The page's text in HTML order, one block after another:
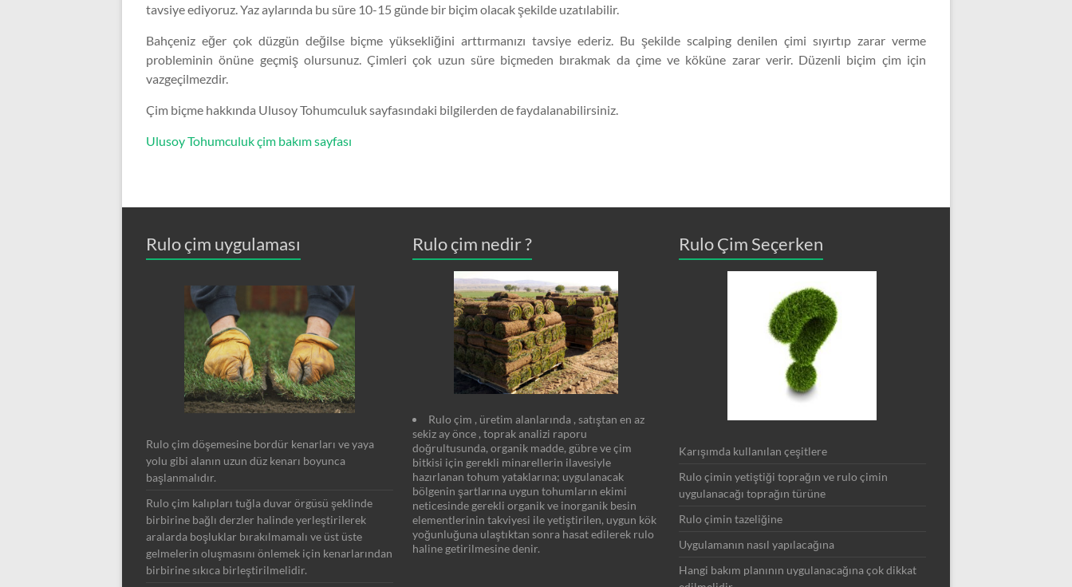
tavsiye ediyoruz. Yaz aylarında bu süre 10-15 günde bir biçim olacak şekilde uzatılabilir.
Bahçeniz eğer çok düzgün değilse biçme yüksekliğini arttırmanızı tavsiye ederiz. Bu şekilde scalping denilen çimi sıyırtıp zarar verme
probleminin önüne geçmiş olursunuz. Çimleri çok uzun süre biçmeden bırakmak da çime ve köküne zarar verir. Düzenli biçim çim için
vazgeçilmezdir.
Çim biçme hakkında Ulusoy Tohumculuk sayfasındaki bilgilerden de faydalanabilirsiniz.
Ulusoy Tohumculuk çim bakım sayfası
Rulo çim uygulaması
Rulo çim döşemesine bordür kenarları ve yaya
yolu gibi alanın uzun düz kenarı boyunca
başlanmalıdır.
Rulo çim kalıpları tuğla duvar örgüsü şeklinde
birbirine bağlı derzler halinde yerleştirilerek
aralarda boşluklar bırakılmamalı ve üst üste
gelmelerin oluşmasını önlemek için kenarlarından
birbirine sıkıca birleştirilmelidir.
Rulo çim nedir ?
Rulo çim , üretim alanlarında , satıştan en az
sekiz ay önce , toprak analizi raporu
doğrultusunda, organik madde, gübre ve çim
bitkisi için gerekli minarellerin ilavesiyle
hazırlanan tohum yataklarına; uygulanacak
bölgenin şartlarına uygun tohumların ekimi
neticesinde gerekli organik ve inorganik besin
elementlerinin takviyesi ile yetiştirilen, uygun kök
yoğunluğuna ulaştıktan sonra hasat edilerek rulo
haline getirilmesine denir.
Rulo Çim Seçerken
Karışımda kullanılan çeşitlere
Rulo çimin yetiştiği toprağın ve rulo çimin
uygulanacağı toprağın türüne
Rulo çimin tazeliğine
Uygulamanın nasıl yapılacağına
Hangi bakım planının uygulanacağına çok dikkat